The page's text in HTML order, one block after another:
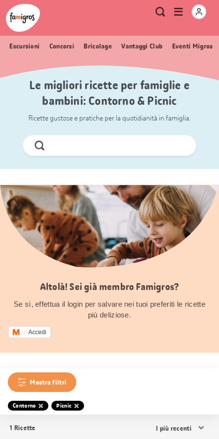
Navigazione
segnalibri
Header
Logo Metanavigazione
Ricerca
Apri
menu
Escursioni Concorsi Bricolage Vantaggi Club Eventi Migros
Le migliori ricette per famiglie e
bambini: Contorno & Picnic
Ricette gustose e pratiche per la quotidianità in famiglia.
Cerca
ora
Altolà! Sei già membro Famigros?
Se sì, effettua il login per salvare nei tuoi preferiti le ricette
più deliziose.
Accedi
Mostra filtri
Contorno Picnic
1 Ricette
i